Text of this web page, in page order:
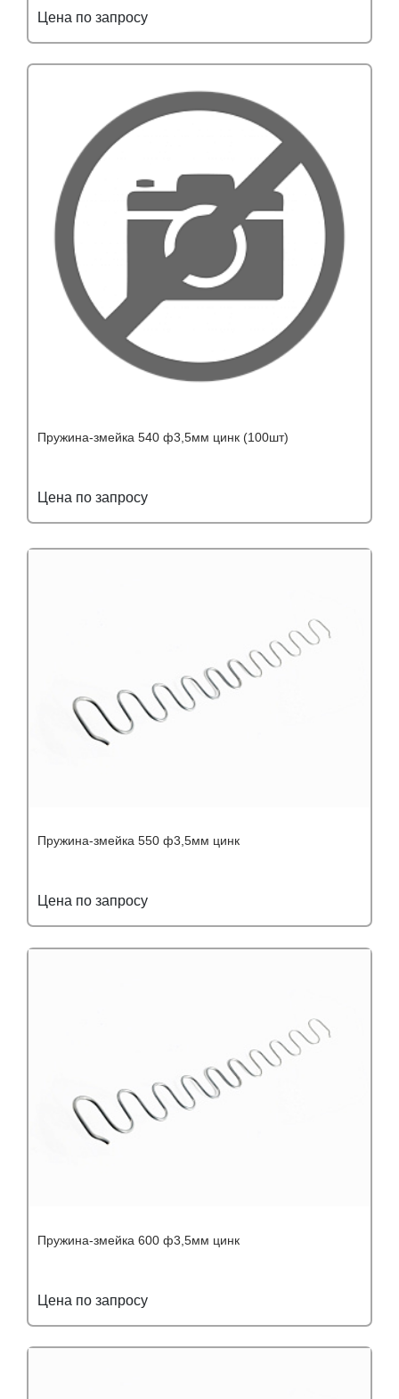
Цена по запросу
Пружина-змейка 540 ф3,5мм цинк (100шт)
Цена по запросу
Пружина-змейка 550 ф3,5мм цинк
Цена по запросу
Пружина-змейка 600 ф3,5мм цинк
Цена по запросу